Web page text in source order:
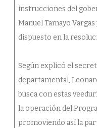
instrucciones del
Manuel Tamayo
dispuesto en la
Según explicó el
departamental,
busca con estas
la operación del
promoviendo así la